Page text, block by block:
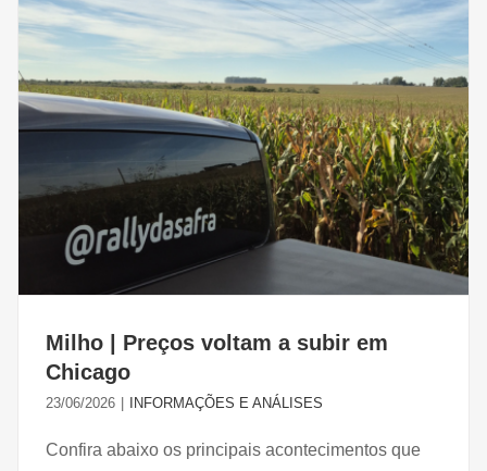
Milho | Preços voltam a subir em
Chicago
23/06/2026 INFORMAÇÕES E ANÁLISES
Confira abaixo os principais acontecimentos que